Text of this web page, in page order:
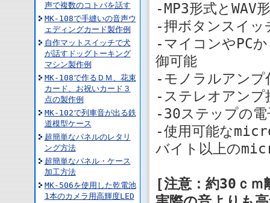
声で複数のコトバを話す
MK-108で手縫いの音声ウ
ェディングカード製作例
自作マットスイッチで犬
が話すドッグトーキング
マシン製作例
MK-108で作るＤＭ、花束
カード、お祝いカード３
点の製作例
MK-102で列車音が出る鉄
道模型ケース
超簡単なパネルのレタリ
ング方法
超簡単なパネル・ケース
加工方法
MK-506を使用した乾電池
1本のカメラ用高輝度LED
-MP3形式とWAV
-押ボタンスイッ
-マイコンやPC
御可能
-モノラルアンプ
-ステレオアンプ
-30ステップの
-使用可能な
バイト以上の
[注意：約30ｃｍ